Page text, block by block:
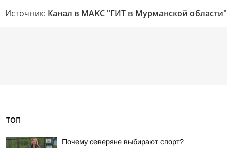
Источник: Канал в МАКС "ГИТ в Мурманской области"
ТОП
Почему северяне выбирают спорт?